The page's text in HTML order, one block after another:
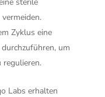
Zyklus eine
um
regulieren.
Labs erhalten